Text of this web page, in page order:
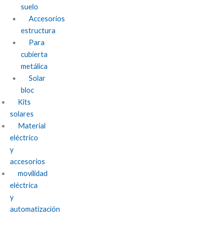
suelo
Accesorios
estructura
Para
cubierta
metálica
Solar
bloc
Kits
solares
Material
eléctrico
y
accesorios
movilidad
eléctrica
y
automatización